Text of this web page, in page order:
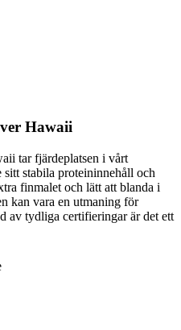
Hawaii
tar fjärdeplatsen i vårt
stabila proteininnehåll och
finmalet och lätt att blanda i
kan vara en utmaning för
av tydliga certifieringar är det ett